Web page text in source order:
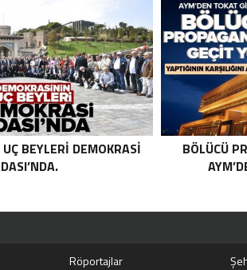
KIRMIZI
TERÖRIST NAZLI
HALE GETIRILDI .
BEYLERI DEMOKRASI
BÖLÜCÜ
Röportajlar